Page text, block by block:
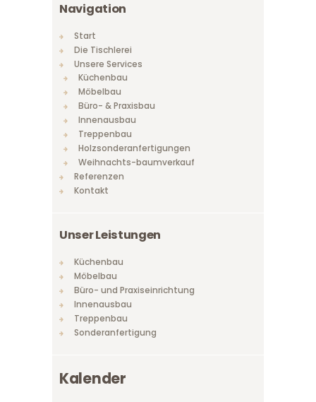
Navigation
Start
Die Tischlerei
Unsere Services
Küchenbau
Möbelbau
Büro- & Praxisbau
Innenausbau
Treppenbau
Holzsonderanfertigungen
Weihnachts-baumverkauf
Referenzen
Kontakt
Unser Leistungen
Küchenbau
Möbelbau
Büro- und Praxiseinrichtung
Innenausbau
Treppenbau
Sonderanfertigung
Kalender